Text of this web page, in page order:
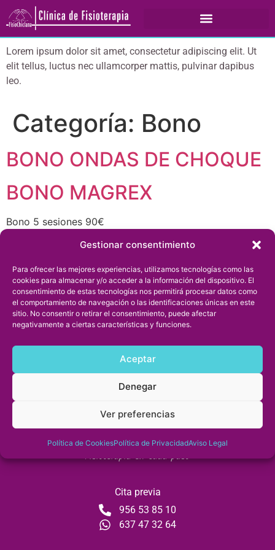
Gestionar consentimiento
Para ofrecer las mejores experiencias, utilizamos tecnologías como las
cookies para almacenar y/o acceder a la información del dispositivo. El
consentimiento de estas tecnologías nos permitirá procesar datos como
el comportamiento de navegación o las identificaciones únicas en este
sitio. No consentir o retirar el consentimiento, puede afectar
negativamente a ciertas características y funciones.
Aceptar
Denegar
Ver preferencias
Política de CookiesPolítica de PrivacidadAviso Legal
Lorem ipsum dolor sit amet, consectetur adipiscing elit. Ut
elit tellus, luctus nec ullamcorper mattis, pulvinar dapibus
leo.
Categoría: Bono
BONO ONDAS DE CHOQUE
BONO MAGREX
Bono 5 sesiones 90€
BONO PILATES
Consistente en pilates + 2 sesiones de tratamiento
BONO TERAPÉUTICO
Hipopresivos Sesiones individuales de pilates
terapéutico Fisioterapia pediátrica Ejercicio terapéutico
Drenaje linfático Suelo pélvico
«Fisioterapia en cada paso»
Cita previa
956 53 85 10
637 47 32 64